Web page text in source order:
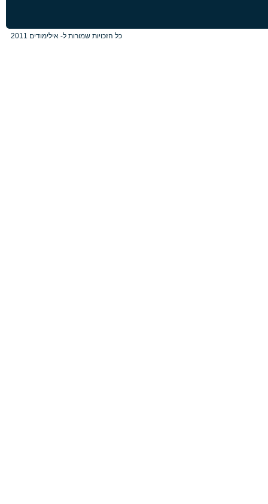
כל הזכויות שמורות ל- אילימודים 2011